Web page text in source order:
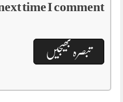
time I comment.